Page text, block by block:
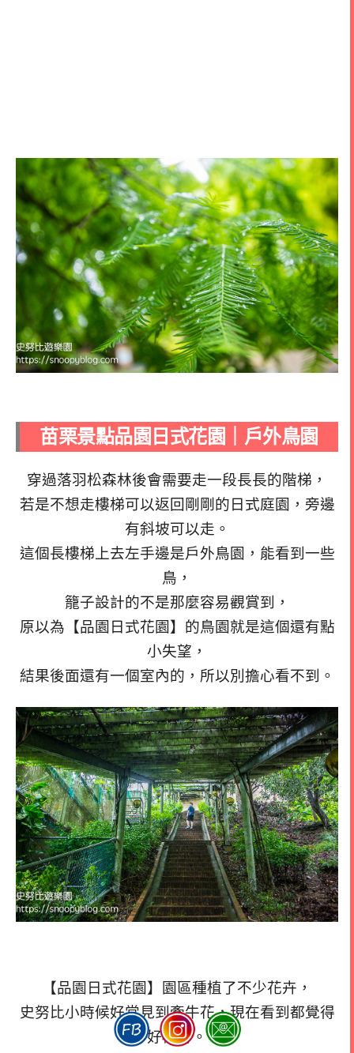
苗栗景點品園日式花園｜戶外鳥園
穿過落羽松森林後會需要走一段長長的階梯，
若是不想走樓梯可以返回剛剛的日式庭園，旁邊
有斜坡可以走。
這個長樓梯上去左手邊是戶外鳥園，能看到一些
鳥，
籠子設計的不是那麼容易觀賞到，
原以為【品園日式花園】的鳥園就是這個還有點
小失望，
結果後面還有一個室內的，所以別擔心看不到。
【品園日式花園】園區種植了不少花卉，
史努比小時候好常見到牽牛花，現在看到都覺得
好稀奇。